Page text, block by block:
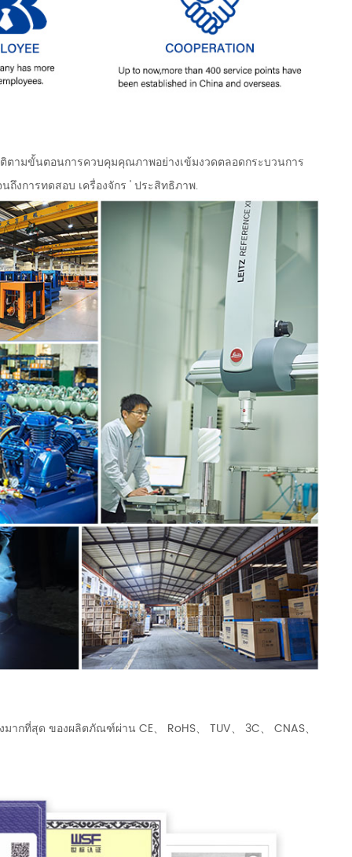
ามขั้นตอนการควบคุมคุณภาพอย่างเข้มงวดตลอดกระบวนการ
ถึงการทดสอบ เครื่องจักร ' ประสิทธิภาพ.
ากที่สุด ของผลิตภัณฑ์ผ่าน CE、 RoHS、 TUV、 3C、 CNAS、